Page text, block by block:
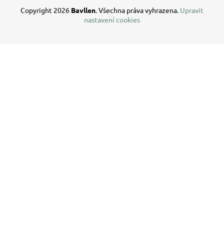
Copyright 2026 Bavllen. Všechna práva vyhrazena. Upravit
nastavení cookies